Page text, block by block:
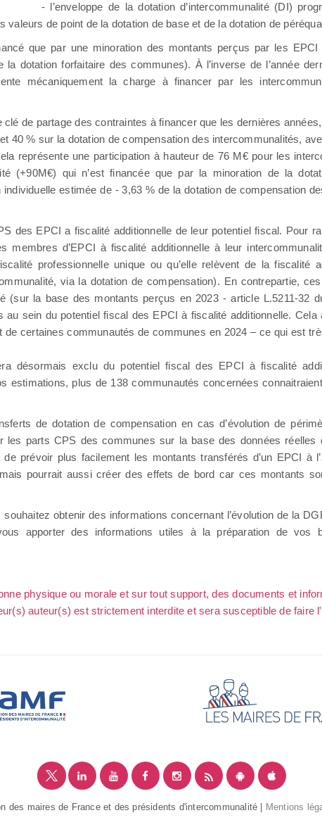
- l’enveloppe de la dotation d’intercommunalité (DI)
de point de la dotation de base et de la dotation de
que par une minoration des montants perçus par les
dotation forfaitaire des communes). À l’inverse de l’année
mécaniquement la charge à financer par les
de partage des contraintes à financer que les dernières
40 % sur la dotation de compensation des intercommunalités,
représente une participation à hauteur de 76 M€ pour les
(+90M€) qui n’est financée que par la minoration de la
estimée de - 3,63 % de la dotation de compensation
des EPCI a fiscalité additionnelle de leur potentiel fiscal. Pour
d’EPCI à fiscalité additionnelle à leur
professionnelle unique ou qu’elle relèvent de la fiscalité
via la dotation de compensation). En contrepartie,
(sur la base des montants perçus en 2023 - article L.5211-32
au sein du potentiel fiscal des EPCI à fiscalité additionnelle.
de certaines communautés de communes en 2024 – ce qui est
désormais exclu du potentiel fiscal des EPCI à fiscalité
estimations, plus de 138 communautés concernées
de dotation de compensation en cas d’évolution de
les parts CPS des communes sur la base des données
prévoir plus facilement les montants transférés d’un EPCI à
pourrait aussi créer des effets de bord car ces montants
obtenir des informations concernant l’évolution de la
apporter des informations utiles à la préparation de vos
physique ou morale et sur tout support, des documents et
auteur(s) est strictement interdite et sera susceptible de faire
des maires de France et des présidents d'intercommunalité | Mentions